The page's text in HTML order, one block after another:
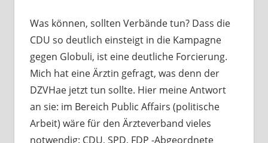
Was können, sollten Verbände tun? Dass die
CDU so deutlich einsteigt in die Kampagne
gegen Globuli, ist eine deutliche Forcierung.
Mich hat eine Ärztin gefragt, was denn der
DZVHae jetzt tun sollte. Hier meine Antwort
an sie: im Bereich Public Affairs (politische
Arbeit) wäre für den Ärzteverband vieles
notwendig: CDU, SPD, FDP -Abgeordnete